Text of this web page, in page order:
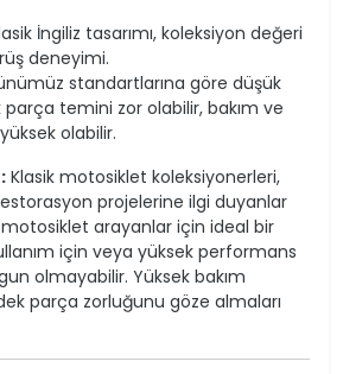
İngiliz tasarımı, koleksiyon değeri
deneyimi.
standartlarına göre düşük
temini zor olabilir, bakım ve
olabilir.
Klasik motosiklet koleksiyonerleri,
projelerine ilgi duyanlar
motosiklet arayanlar için ideal bir
için veya yüksek performans
olmayabilir. Yüksek bakım
parça zorluğunu göze almaları